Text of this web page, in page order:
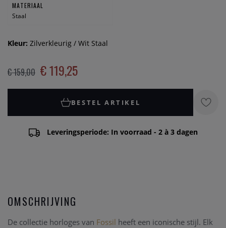
MATERIAAL
Staal
Kleur: Zilverkleurig / Wit Staal
€ 159,00 € 119,25
BESTEL ARTIKEL
Leveringsperiode: In voorraad - 2 à 3 dagen
OMSCHRIJVING
De collectie horloges van Fossil heeft een iconische stijl. Elk